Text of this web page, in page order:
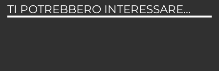
TI POTREBBERO INTERESSARE...